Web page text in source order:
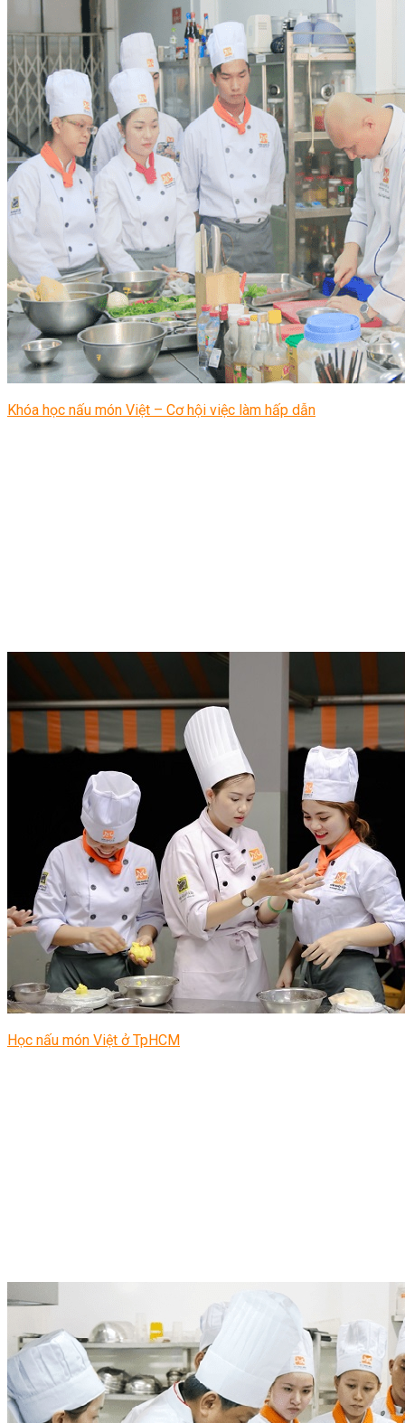
Khóa học nấu món Việt – Cơ hội việc làm hấp dẫn
Học nấu món Việt ở TpHCM